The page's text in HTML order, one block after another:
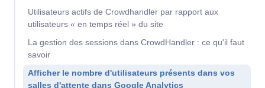
Utilisateurs actifs de Crowdhandler par rapport aux
utilisateurs « en temps réel » du site
La gestion des sessions dans CrowdHandler : ce qu'il faut
savoir
Afficher le nombre d'utilisateurs présents dans vos
salles d'attente dans Google Analytics